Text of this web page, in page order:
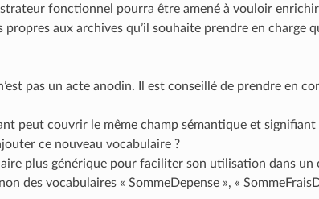
fonctionnel pourra être amené à vouloir
aux archives qu’il souhaite prendre en charge
pas un acte anodin. Il est conseillé de prendre en
peut couvrir le même champ sémantique et signifiant
ce nouveau vocabulaire ?
plus générique pour faciliter son utilisation dans un
des vocabulaires « SommeDepense », «